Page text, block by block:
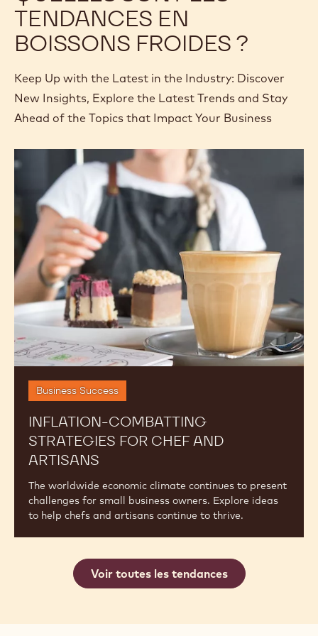
TENDANCES EN
BOISSONS FROIDES ?
Keep Up with the Latest in the Industry: Discover
New Insights, Explore the Latest Trends and Stay
Ahead of the Topics that Impact Your Business
Business Success
INFLATION-COMBATTING
STRATEGIES FOR CHEF AND
ARTISANS
The worldwide economic climate continues to present
challenges for small business owners. Explore ideas
to help chefs and artisans continue to thrive.
Inflation-
Combatting
Strategies
Chef
and
Artisans
Voir toutes les tendances